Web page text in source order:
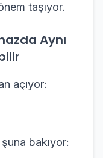
taşıyor.
Aynı
açıyor:
bakıyor: